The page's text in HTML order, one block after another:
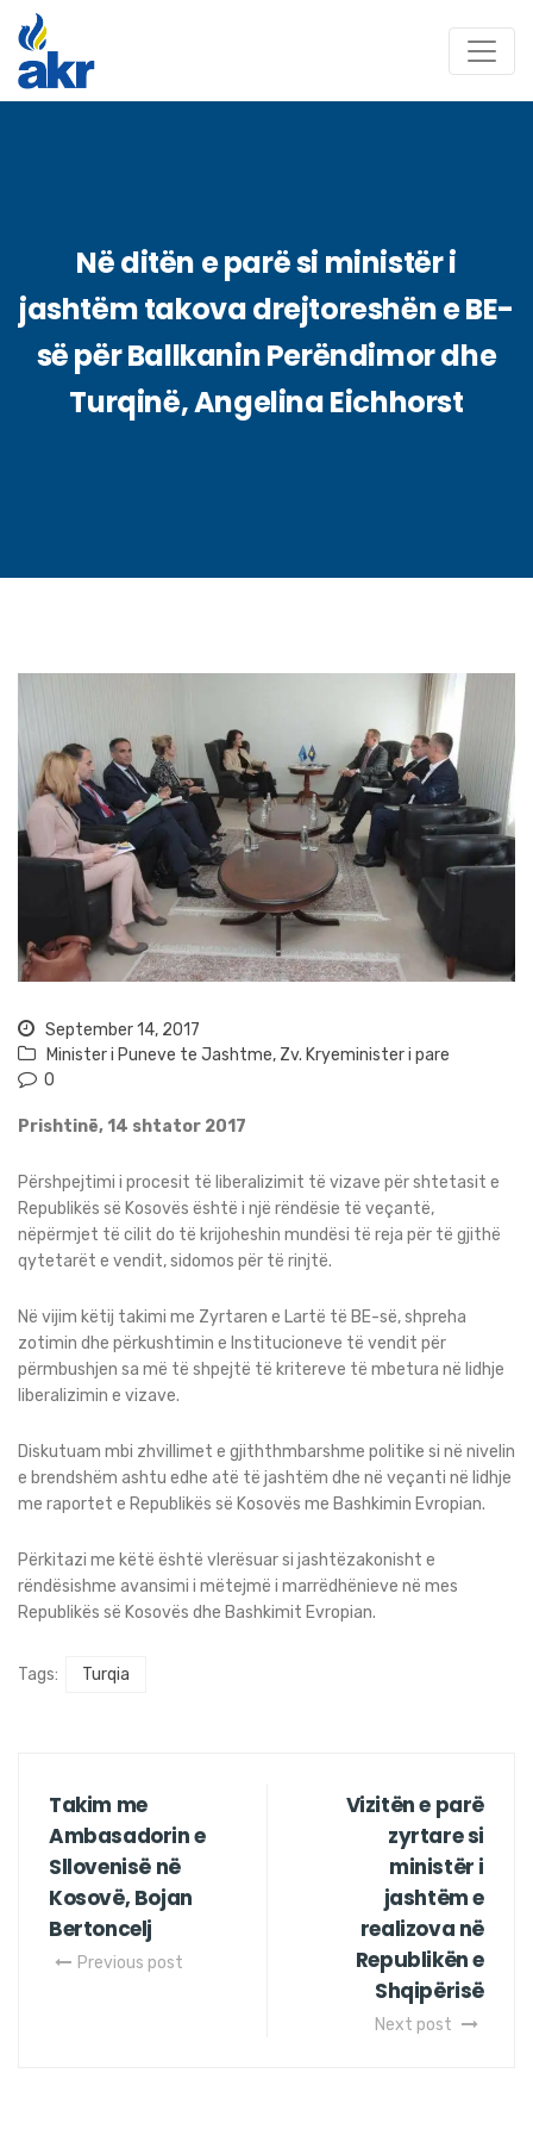
Në ditën e parë si ministër i
jashtëm takova drejtoreshën e BE-
së për Ballkanin Perëndimor dhe
Turqinë, Angelina Eichhorst
September 14, 2017
Minister i Puneve te Jashtme, Zv. Kryeminister i pare
0
Prishtinë, 14 shtator 2017
Përshpejtimi i procesit të liberalizimit të vizave për shtetasit e
Republikës së Kosovës është i një rëndësie të veçantë,
nëpërmjet të cilit do të krijoheshin mundësi të reja për të gjithë
qytetarët e vendit, sidomos për të rinjtë.
Në vijim këtij takimi me Zyrtaren e Lartë të BE-së, shpreha
zotimin dhe përkushtimin e Institucioneve të vendit për
përmbushjen sa më të shpejtë të kritereve të mbetura në lidhje
liberalizimin e vizave.
Diskutuam mbi zhvillimet e gjiththmbarshme politike si në nivelin
e brendshëm ashtu edhe atë të jashtëm dhe në veçanti në lidhje
me raportet e Republikës së Kosovës me Bashkimin Evropian.
Përkitazi me këtë është vlerësuar si jashtëzakonisht e
rëndësishme avansimi i mëtejmë i marrëdhënieve në mes
Republikës së Kosovës dhe Bashkimit Evropian.
Tags: Turqia
Takim me
Ambasadorin e
Sllovenisë në
Kosovë, Bojan
Bertoncelj
Previous post
Vizitën e parë
zyrtare si
ministër i
jashtëm e
realizova në
Republikën e
Shqipërisë
Next post